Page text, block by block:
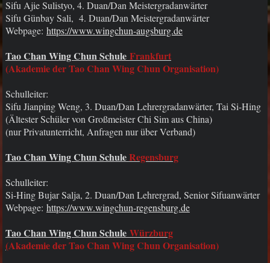
Sifu Ajie Sulistyo, 4. Duan/Dan Meistergradanwärter
Sifu Günbay Sali, 4. Duan/Dan Meistergradanwärter
Webpage: https://www.wingchun-augsburg.de
Tao Chan Wing Chun Schule Frankfurt
(Akademie der Tao Chan Wing Chun Organisation)
Schulleiter:
Sifu Jianping Weng, 3. Duan/Dan Lehrergradanwärter, Tai Si-Hing
(Ältester Schüler von Großmeister Chi Sim aus China)
(nur Privatunterricht, Anfragen nur über Verband)
Tao Chan Wing Chun SchuleRegensburg
Schulleiter:
Si-Hing Bujar Salja, 2. Duan/Dan Lehrergrad, Senior Sifuanwärter
Webpage: https://www.wingchun-regensburg.de
Tao Chan Wing Chun Schule Würzburg
(Akademie der Tao Chan Wing Chun Organisation)